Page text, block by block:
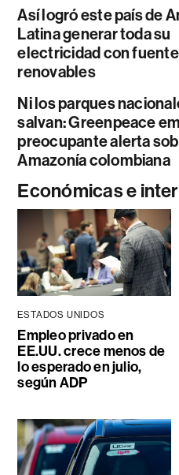
Así logró este país de
Latina generar toda su
electricidad con
renovables
Ni los parques
salvan: Greenpeace
preocupante alerta
Amazonía colombiana
Económicas e
ESTADOS UNIDOS
Empleo privado en
EE.UU. crece menos de
lo esperado en julio,
según ADP